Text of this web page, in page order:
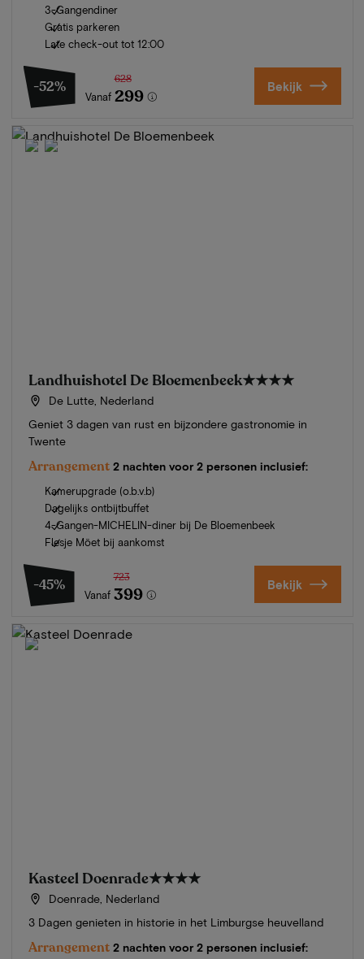
3-Gangendiner
Gratis parkeren
Late check-out tot 12:00
-52%
Vanaf
628
299 Bekijk
Landhuishotel De Bloemenbeek★★★★
De Lutte, Nederland
Geniet 3 dagen van rust en bijzondere gastronomie in
Twente
Arrangement 2 nachten voor 2 personen inclusief:
Kamerupgrade (o.b.v.b)
Dagelijks ontbijtbuffet
4-Gangen-MICHELIN-diner bij De Bloemenbeek
Flesje Möet bij aankomst
-45%
Vanaf
723
399 Bekijk
Kasteel Doenrade★★★★
Doenrade, Nederland
3 Dagen genieten in historie in het Limburgse heuvelland
Arrangement 2 nachten voor 2 personen inclusief: